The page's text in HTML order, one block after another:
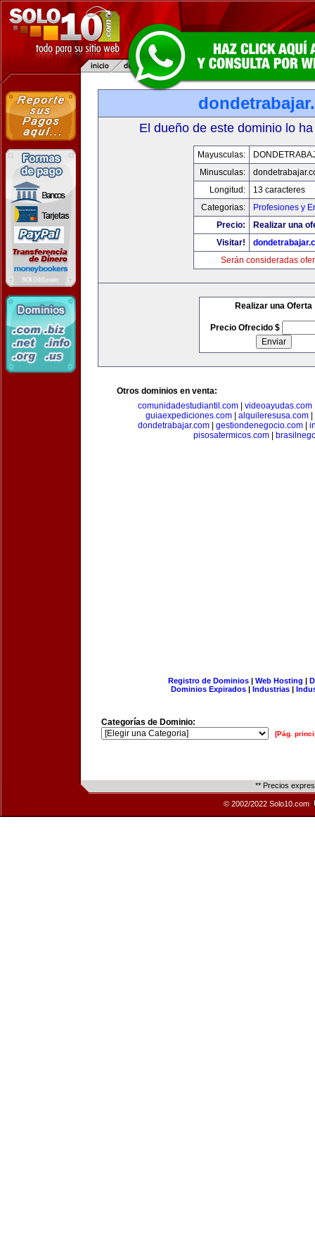
El dueño de este dominio lo
Mayusculas:
Minusculas:
Longitud:
13 caracteres
Categorias:
Profesiones y
Precio:
Realizar una
Visitar!
Serán consideradas
Realizar una Oferta
Precio Ofrecido $
Otros dominios en venta:
comunidadestudiantil.com| videoayudas.com
guiaexpediciones.com| alquileresusa.com|
dondetrabajar.com| gestiondenegocio.com|
pisosatermicos.com|
Registro de Dominios| Web Hosting |
Dominios Expirados | Industrias |
Categorías de Dominio:
[Pág.
** Precios
© 2002/2022 Solo10.com